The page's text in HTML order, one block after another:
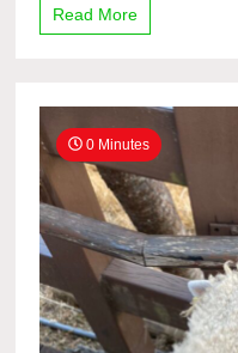
Read More
0 Minutes